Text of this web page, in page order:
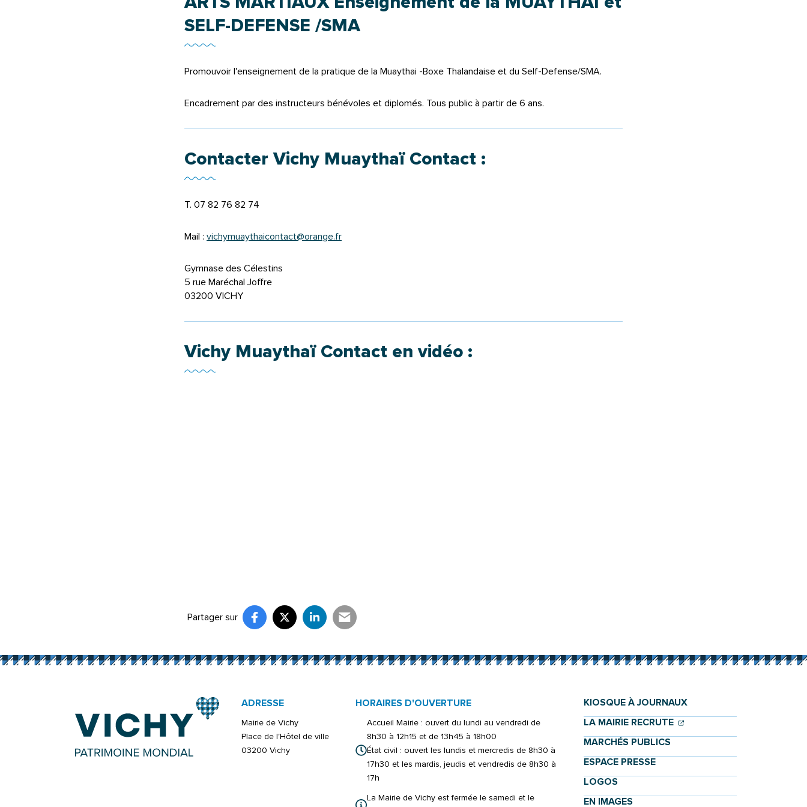
SELF-DEFENSE /SMA
Promouvoir l'enseignement de la pratique de la Muaythai -Boxe Thalandaise et du Self-Defense/SMA.
Encadrement par des instructeurs bénévoles et diplomés. Tous public à partir de 6 ans.
Contacter Vichy Muaythaï Contact :
T. 07 82 76 82 74
Mail : vichymuaythaicontact@orange.fr
Gymnase des Célestins
5 rue Maréchal Joffre
03200 VICHY
Vichy Muaythaï Contact en vidéo :
Partager sur Partager sur Facebook
(ouverture dans un nouvel onglet)
Partager sur X (Twitter)
(ouverture dans un nouvel onglet)
Partager sur LinkedIn
(ouverture dans un nouvel onglet)
Partager par e-mail
(ouverture dans un nouvel onglet)
ADRESSE
Mairie de Vichy
Place de l'Hôtel de ville
03200 Vichy
HORAIRES D'OUVERTURE
Accueil Mairie : ouvert du lundi au vendredi de
8h30 à 12h15 et de 13h45 à 18h00
État civil : ouvert les lundis et mercredis de 8h30 à
17h30 et les mardis, jeudis et vendredis de 8h30 à
17h
La Mairie de Vichy est fermée le samedi et le
KIOSQUE À JOURNAUX
LA MAIRIE RECRUTE (OUVERTURE DANS UN
(OUVERTURE DANS UN
MARCHÉS PUBLICS
ESPACE PRESSE
LOGOS
EN IMAGES